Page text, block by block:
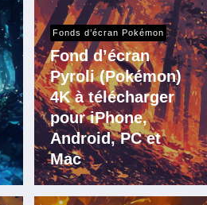
Fonds d’écran Pokémon
Fond d’écran
Pyroli (Pokémon)
4K à télécharger
pour iPhone,
Android, PC et
Mac